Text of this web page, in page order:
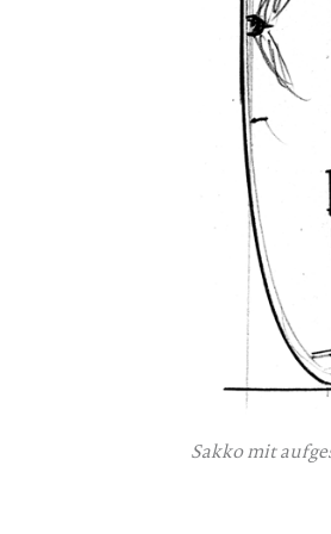
Sakko mit